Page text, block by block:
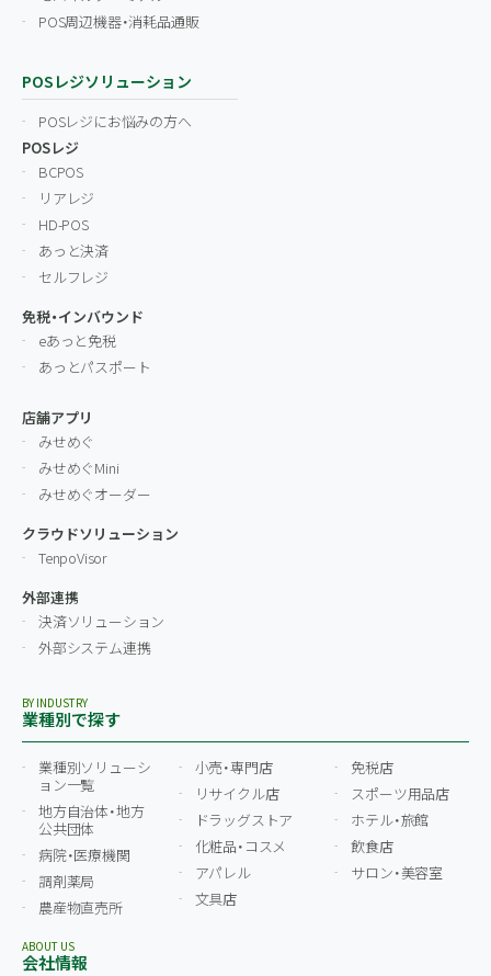
POS周辺機器・消耗品通販
POSレジソリューション
POSレジにお悩みの方へ
POSレジ
BCPOS
リアレジ
HD-POS
あっと決済
セルフレジ
免税・インバウンド
eあっと免税
あっとパスポート
店舗アプリ
みせめぐ
みせめぐMini
みせめぐオーダー
クラウドソリューション
TenpoVisor
外部連携
決済ソリューション
外部システム連携
業種別で探す
BY INDUSTRY
業種別ソリューシ
ョン一覧
地方自治体・地方
公共団体
病院・医療機関
調剤薬局
農産物直売所
小売・専門店
リサイクル店
ドラッグストア
化粧品・コスメ
アパレル
文具店
免税店
スポーツ用品店
ホテル・旅館
飲食店
サロン・美容室
会社情報
ABOUT US